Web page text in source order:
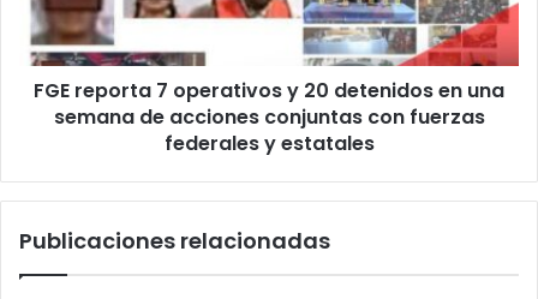
detenidos
en
una
semana
con
federales
FGE reporta 7 operativos y 20 detenidos en una
semana de acciones conjuntas con fuerzas
federales y estatales
Publicaciones relacionadas